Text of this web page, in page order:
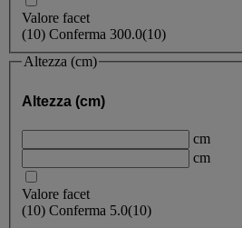
Valore facet
(10) Conferma 300.0(10)
Altezza (cm)
Altezza (cm)
cm
cm
Valore facet
(10) Conferma 5.0(10)